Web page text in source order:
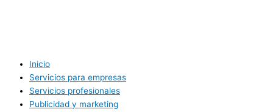
Inicio
Servicios para empresas
Servicios profesionales
Publicidad y marketing